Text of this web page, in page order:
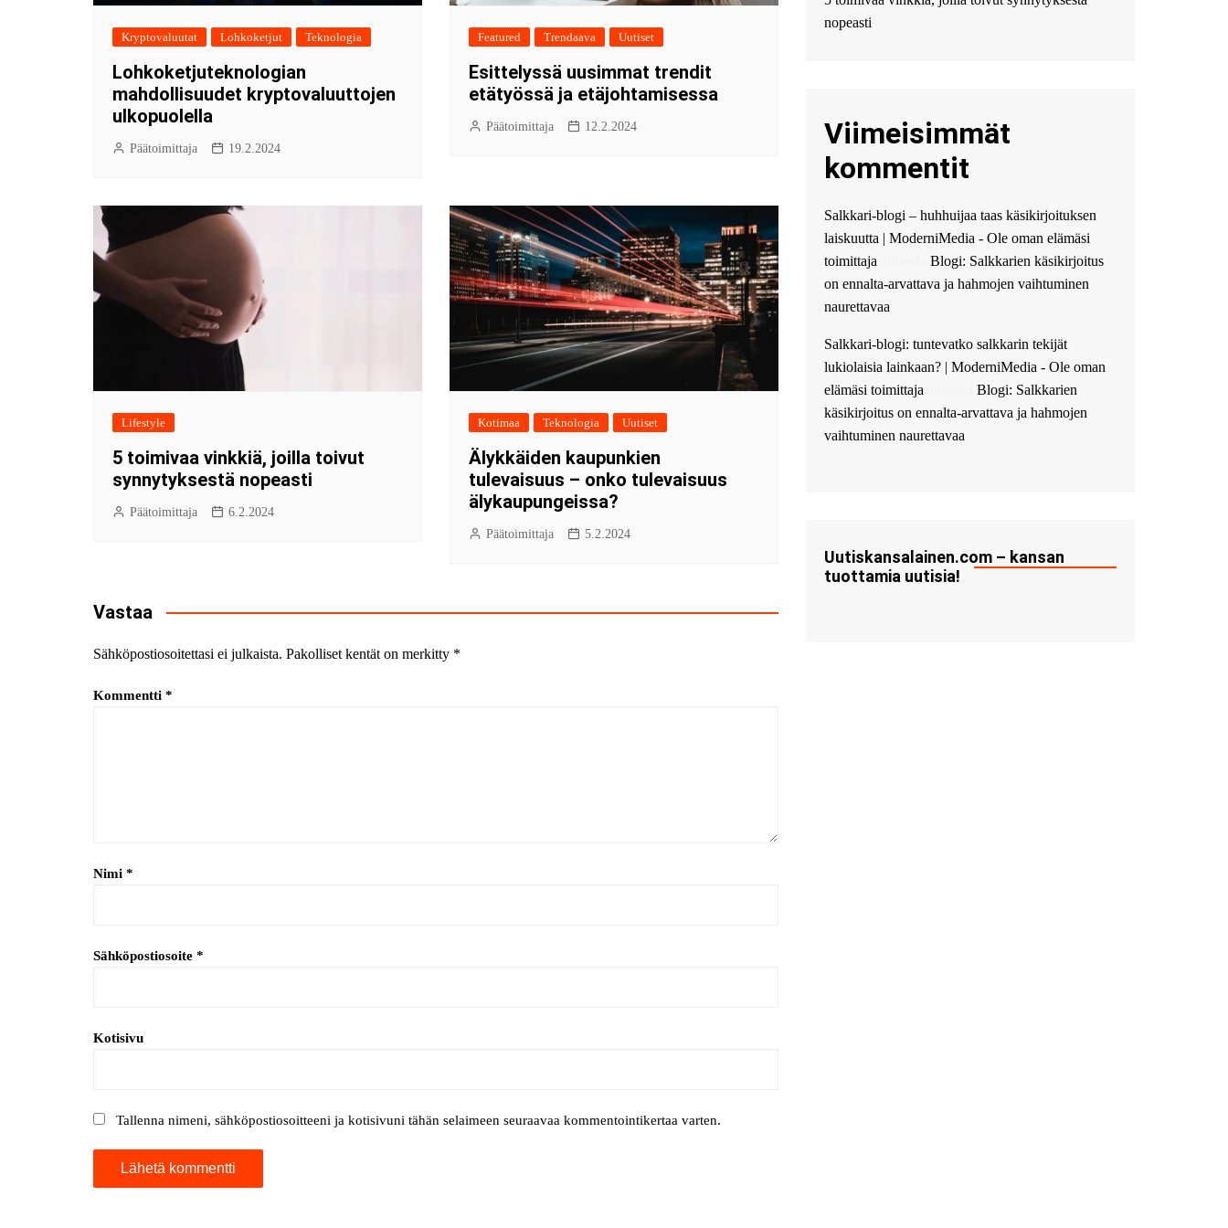
Kryptovaluutat Lohkoketjut Teknologia
Lohkoketjuteknologian
mahdollisuudet kryptovaluuttojen
ulkopuolella
Päätoimittaja 19.2.2024
Featured Trendaava Uutiset
Esittelyssä uusimmat trendit
etätyössä ja etäjohtamisessa
Päätoimittaja 12.2.2024
Lifestyle
5 toimivaa vinkkiä, joilla toivut
synnytyksestä nopeasti
Päätoimittaja 6.2.2024
Kotimaa Teknologia Uutiset
Älykkäiden kaupunkien
tulevaisuus – onko tulevaisuus
älykaupungeissa?
Päätoimittaja 5.2.2024
Vastaa
Sähköpostiosoitettasi ei julkaista. Pakolliset kentät on merkitty *
Kommentti *
Nimi *
Sähköpostiosoite *
Kotisivu
Tallenna nimeni, sähköpostiosoitteeni ja kotisivuni tähän selaimeen seuraavaa kommentointikertaa varten.
высокоприбыльные
guest_5115 :hello
You’ve successfully installed
nopeasti
Viimeisimmät
kommentit
Salkkari-blogi – huhhuijaa taas käsikirjoituksen
laiskuutta | ModerniMedia - Ole oman elämäsi
toimittaja
Blogi: Salkkarien käsikirjoitus
on ennalta-arvattava ja hahmojen vaihtuminen
naurettavaa
Salkkari-blogi: tuntevatko salkkarin tekijät
lukiolaisia lainkaan? | ModerniMedia - Ole oman
elämäsi toimittaja
Blogi: Salkkarien
käsikirjoitus on ennalta-arvattava ja hahmojen
vaihtuminen naurettavaa
Uutiskansalainen.com – kansan
tuottamia uutisia!